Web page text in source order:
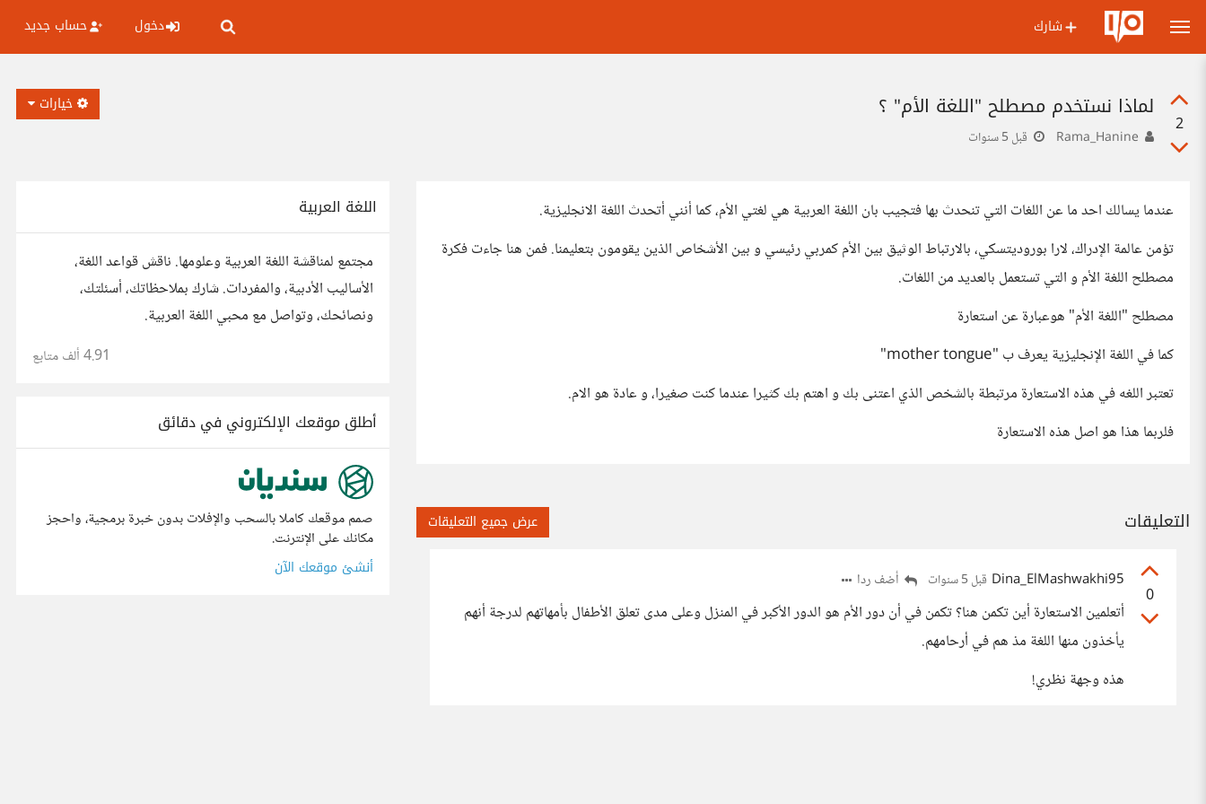
شارك دخول حساب جديد
2
لماذا نستخدم مصطلح "اللغة الأم" ؟
قبل 5 سنوات
خيارات
عندما يسالك احد ما عن اللغات التي تنحدث بها فتجيب بان اللغة العربية هي لغتي الأم، كما أنني أتحدث اللغة الانجليزية.
تؤمن عالمة الإدراك، لارا بوروديتسكي، بالارتباط الوثيق بين الأم كمربي رئيسي و بين الأشخاص الذين يقومون بتعليمنا. فمن هنا جاءت فكرة
مصطلح اللغة الأم و التي تستعمل بالعديد من اللغات.
مصطلح "اللغة الأم" هوعبارة عن استعارة
كما في اللغة الإنجليزية يعرف ب "mother tongue"
تعتبر اللغه في هذه الاستعارة مرتبطة بالشخص الذي اعتنى بك و اهتم بك كثيرا عندما كنت صغيرا، و عادة هو الام.
فلربما هذا هو اصل هذه الاستعارة
التعليقات عرض جميع التعليقات
0
Dina_ElMashwakhi95 قبل 5 سنوات أضف ردا
أتعلمين الاستعارة أين تكمن هنا؟ تكمن في أن دور الأم هو الدور الأكبر في المنزل وعلى مدى تعلق الأطفال بأمهاتهم لدرجة أنهم
يأخذون منها اللغة مذ هم في أرحامهم.
هذه وجهة نظري!
اللغة العربية
مجتمع لمناقشة اللغة العربية وعلومها. ناقش قواعد اللغة،
الأساليب الأدبية، والمفردات. شارك بملاحظاتك، أسئلتك،
ونصائحك، وتواصل مع محبي اللغة العربية.
4.91 ألف متابع
أطلق موقعك الإلكتروني في دقائق
صمم موقعك كاملا بالسحب والإفلات بدون خبرة برمجية، واحجز
مكانك على الإنترنت.
أنشئ موقعك الآن